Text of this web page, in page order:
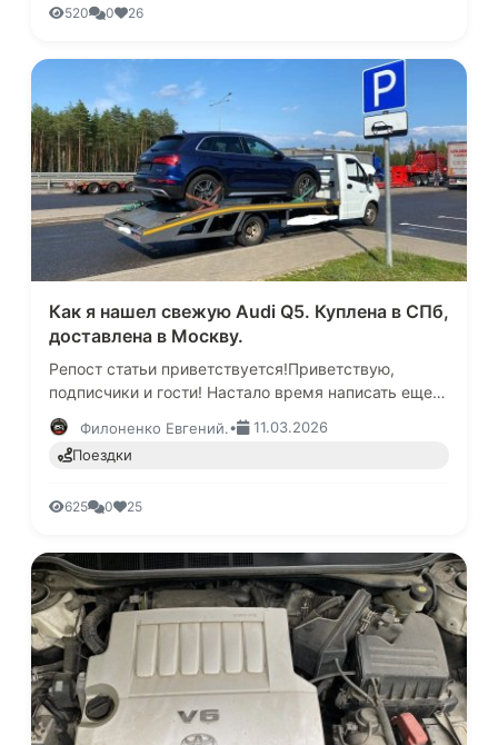
520 0 26
Как я нашел свежую Audi Q5. Куплена в СПб,
доставлена в Москву.
Репост статьи приветствуется!Приветствую,
подписчики и гости! Настало время написать еще
об одной покупке дорогого автомобиля, хотя
понятие «дорого» относительн…
Филоненко Евгений.•
11.03.2026
Поездки
625 0 25